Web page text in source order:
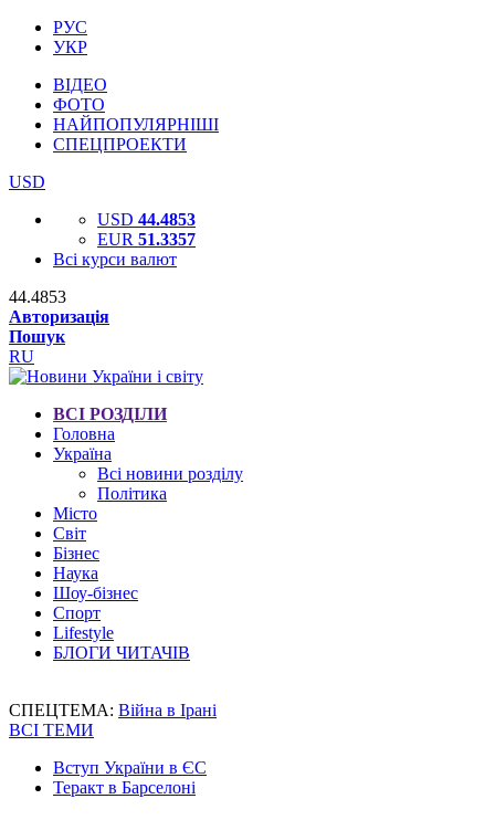
РУС
УКР
ВІДЕО
ФОТО
НАЙПОПУЛЯРНІШІ
СПЕЦПРОЕКТИ
USD
USD 44.4853
EUR 51.3357
Всі курси валют
44.4853
Авторизація
Пошук
RU
ВСІ РОЗДІЛИ
Головна
Україна
Всі новини розділу
Політика
Місто
Світ
Бізнес
Наука
Шоу-бізнес
Спорт
Lifestyle
БЛОГИ ЧИТАЧІВ
СПЕЦТЕМА: Війна в Ірані
ВСІ ТЕМИ
Вступ України в ЄС
Теракт в Барселоні